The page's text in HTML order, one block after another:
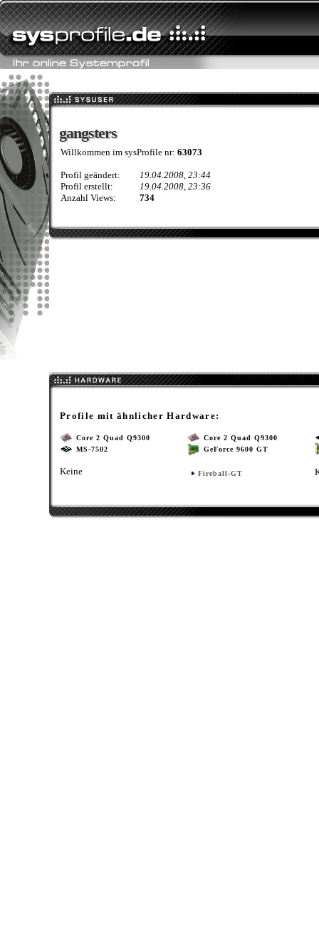
gangsters
gangsters
Willkommen im sysProfile nr: 63073
Profil geändert:
19.04.2008, 23:44
Profil erstellt:
19.04.2008, 23:36
Anzahl Views:
734
Profile mit ähnlicher Hardware:
Core 2 Quad Q9300
MS-7502
Keine
Core 2 Quad Q9300
GeForce 9600 GT
Fireball-GT